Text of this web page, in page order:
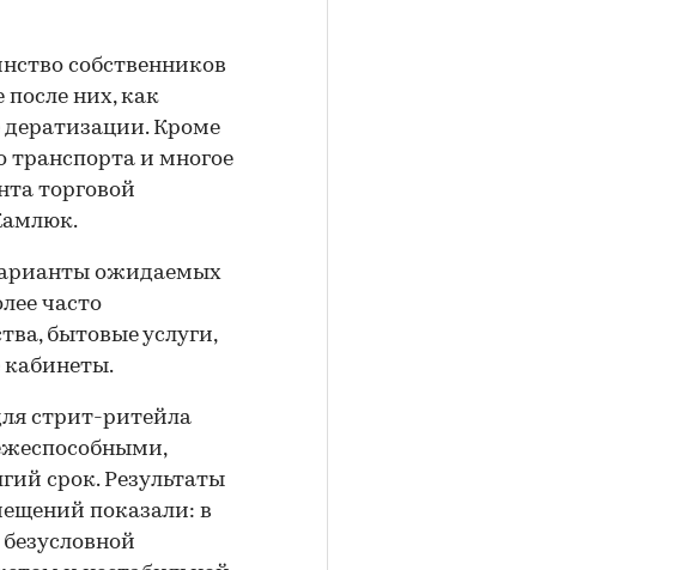
собственников
после них, как
дератизации. Кроме
транспорта и многое
торговой
ожидаемых
часто
бытовые услуги,
кабинеты.
стрит-ритейла
срок. Результаты
показали: в